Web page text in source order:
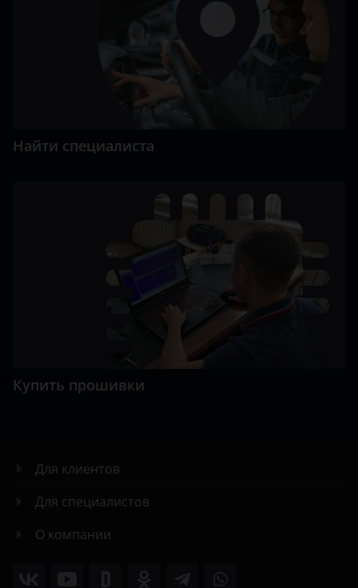
Найти специалиста
Купить прошивки
Для клиентов
Для специалистов
О компании